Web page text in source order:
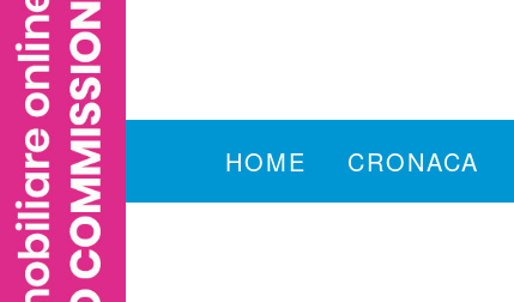
HOME CRONACA